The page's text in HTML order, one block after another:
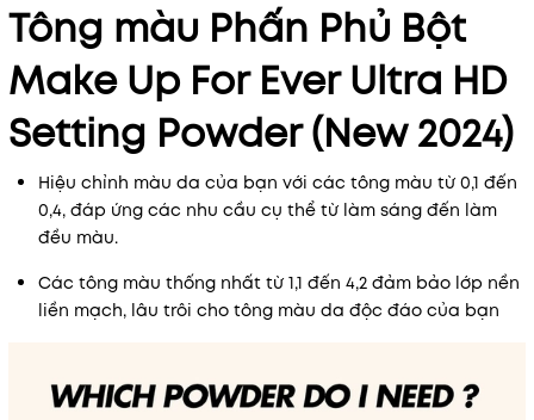
Tông màu Phấn Phủ Bột
Make Up For Ever Ultra HD
Setting Powder (New 2024)
Hiệu chỉnh màu da của bạn với các tông màu từ 0,1 đến
0,4, đáp ứng các nhu cầu cụ thể từ làm sáng đến làm
đều màu.
Các tông màu thống nhất từ ​​1,1 đến 4,2 đảm bảo lớp nền
liền mạch, lâu trôi cho tông màu da độc đáo của bạn